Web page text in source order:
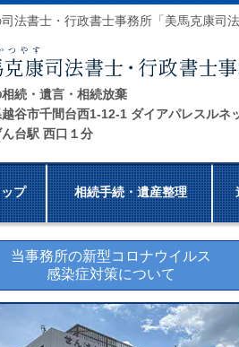
法書士・行政書士事務所「美馬克康司
続・遺言・相続放棄
谷市千間台西1-12-1 ダイアパレスルネ
台駅 西口１分
プ 相続手続・遺産整理
当事務所の新型コロナウイルス
感染症対策について